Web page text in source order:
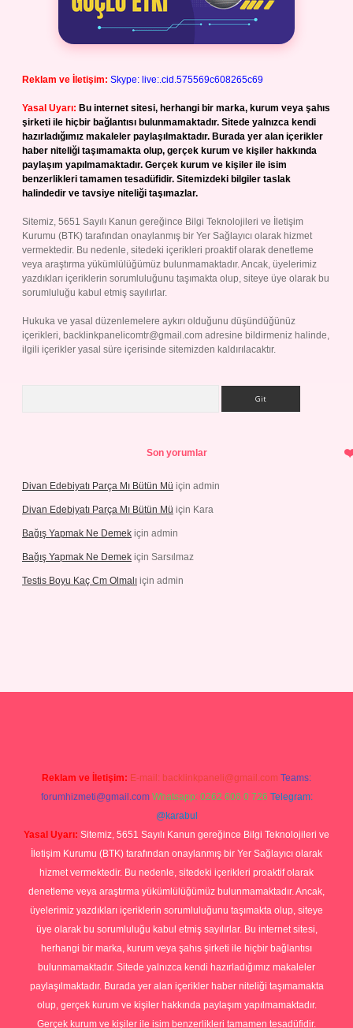
Reklam ve İletişim: Skype: live:.cid.575569c608265c69
Yasal Uyarı: Bu internet sitesi, herhangi bir marka, kurum veya şahıs
şirketi ile hiçbir bağlantısı bulunmamaktadır. Sitede yalnızca kendi
hazırladığımız makaleler paylaşılmaktadır. Burada yer alan içerikler
haber niteliği taşımamakta olup, gerçek kurum ve kişiler hakkında
paylaşım yapılmamaktadır. Gerçek kurum ve kişiler ile isim
benzerlikleri tamamen tesadüfidir. Sitemizdeki bilgiler taslak
halindedir ve tavsiye niteliği taşımazlar.
Sitemiz, 5651 Sayılı Kanun gereğince Bilgi Teknolojileri ve İletişim
Kurumu (BTK) tarafından onaylanmış bir Yer Sağlayıcı olarak hizmet
vermektedir. Bu nedenle, sitedeki içerikleri proaktif olarak denetleme
veya araştırma yükümlülüğümüz bulunmamaktadır. Ancak, üyelerimiz
yazdıkları içeriklerin sorumluluğunu taşımakta olup, siteye üye olarak bu
sorumluluğu kabul etmiş sayılırlar.
Hukuka ve yasal düzenlemelere aykırı olduğunu düşündüğünüz
içerikleri, backlinkpanelicomtr@gmail.com adresine bildirmeniz halinde,
ilgili içerikler yasal süre içerisinde sitemizden kaldırılacaktır.
Son yorumlar
Divan Edebiyatı Parça Mı Bütün Mü için admin
Divan Edebiyatı Parça Mı Bütün Mü için Kara
Bağış Yapmak Ne Demek için admin
Bağış Yapmak Ne Demek için Sarsılmaz
Testis Boyu Kaç Cm Olmalı için admin
Reklam ve İletişim: E-mail: backlinkpaneli@gmail.com Teams:
forumhizmeti@gmail.com Whatsapp: 0262 606 0 726 Telegram:
@karabul
Yasal Uyarı: Sitemiz, 5651 Sayılı Kanun gereğince Bilgi Teknolojileri ve
İletişim Kurumu (BTK) tarafından onaylanmış bir Yer Sağlayıcı olarak
hizmet vermektedir. Bu nedenle, sitedeki içerikleri proaktif olarak
denetleme veya araştırma yükümlülüğümüz bulunmamaktadır. Ancak,
üyelerimiz yazdıkları içeriklerin sorumluluğunu taşımakta olup, siteye
üye olarak bu sorumluluğu kabul etmiş sayılırlar. Bu internet sitesi,
herhangi bir marka, kurum veya şahıs şirketi ile hiçbir bağlantısı
bulunmamaktadır. Sitede yalnızca kendi hazırladığımız makaleler
paylaşılmaktadır. Burada yer alan içerikler haber niteliği taşımamakta
olup, gerçek kurum ve kişiler hakkında paylaşım yapılmamaktadır.
Gerçek kurum ve kişiler ile isim benzerlikleri tamamen tesadüfidir.